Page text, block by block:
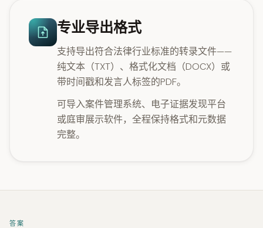
专业导出格式
支持导出符合法律行业标准的转录文件——
纯文本（TXT）、格式化文档（DOCX）或
带时间戳和发言人标签的PDF。
可导入案件管理系统、电子证据发现平台
或庭审展示软件，全程保持格式和元数据
完整。
答案